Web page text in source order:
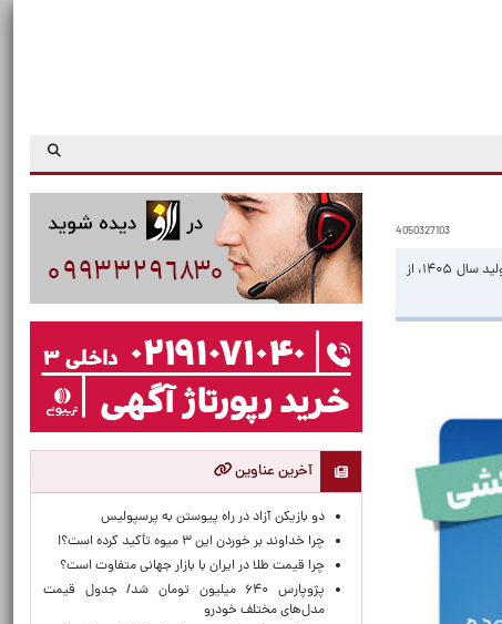
4050327103
سیزدهمین دوره ثبت درخواست خرید محصولات ایران‌خودرو با هدف تسهیل دسترسی مصرف‌کنندگان واقعی به خودرو و عرضه بخشی از ظرفیت تولید سال ۱۴۰۵، از
آخرین عناوین
دو بازیکن آزاد در راه پیوستن به پرسپولیس
چرا خداوند بر خوردن این ۳ میوه تأکید کرده است؟!
چرا قیمت طلا در ایران با بازار جهانی متفاوت است؟
پژوپارس ۶۴۰ میلیون تومان شد/ جدول قیمت
مدل‌های مختلف خودرو